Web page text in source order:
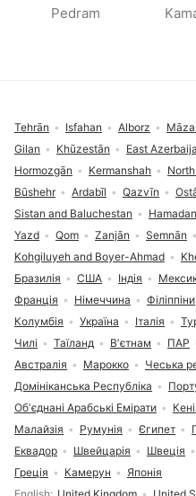
Pedram
Вибір мови
Бразилія США Індія
Франція
Німеччина Філіппіни
Колумбія
Україна Італія
Чилі
Таїланд Вʼєтнам ПАР
Австралія
Марокко Чеська
Домініканська Республіка
Обʼєднані Арабські Емірати
Малайзія
Румунія Єгипет
Еквадор
Швейцарія Швеція
Греція
Камерун Японія
Tehrān Isfahan Alborz
Gilan
Khūzestān East
Hormozgān
Kermanshah
Būshehr
Ardabīl Qazvīn
Sistan and Baluchestan
Hamadan
Yazd
Qom Zanjān Semnān
Kohgiluyeh and Boyer-Ahmad